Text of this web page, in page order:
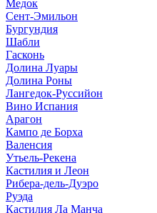
Медок
Сент-Эмильон
Бургундия
Шабли
Гасконь
Долина Луары
Долина Роны
Лангедок-Руссийон
Вино Испания
Арагон
Кампо де Борха
Валенсия
Утьель-Рекена
Кастилия и Леон
Рибера-дель-Дуэро
Руэда
Кастилия Ла Манча